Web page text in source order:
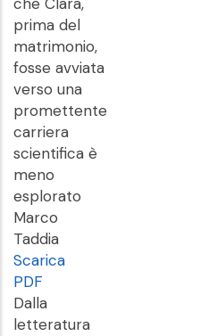
prima del
matrimonio,
fosse avviata
verso una
promettente
carriera
scientifica è
meno
esplorato
Marco
Taddia
Scarica
PDF
Dalla
letteratura